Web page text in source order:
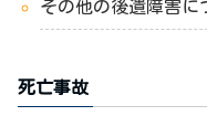
その他の後遺障害に
死亡事故